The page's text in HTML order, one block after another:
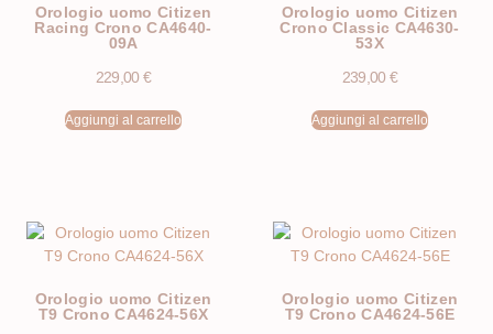
Orologio uomo Citizen
Racing Crono CA4640-
09A
229,00 €
Aggiungi al carrello
Orologio uomo Citizen
Crono Classic CA4630-
53X
239,00 €
Aggiungi al carrello
Orologio uomo Citizen
T9 Crono CA4624-56X
Orologio uomo Citizen
T9 Crono CA4624-56E